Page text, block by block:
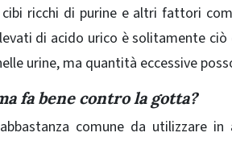
ricchi di purine e altri fattori
di acido urico è solitamente ciò
urine, ma quantità eccessive
fa bene contro la gotta?
comune da utilizzare